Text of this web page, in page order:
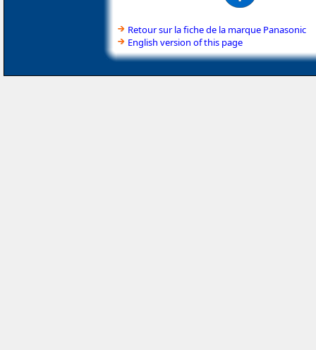
Retour sur la fiche de la marque Panasonic
English version of this page